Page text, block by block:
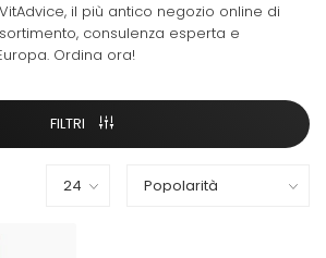
il più antico negozio online di
consulenza esperta e
Ordina ora!
FILTRI